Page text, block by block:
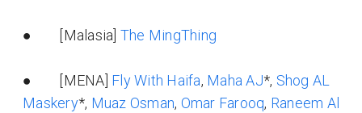
● [Malasia] The MingThing
● [MENA] Fly With Haifa, Maha AJ*, Shog AL
Maskery*, Muaz Osman, Omar Farooq, Raneem Al